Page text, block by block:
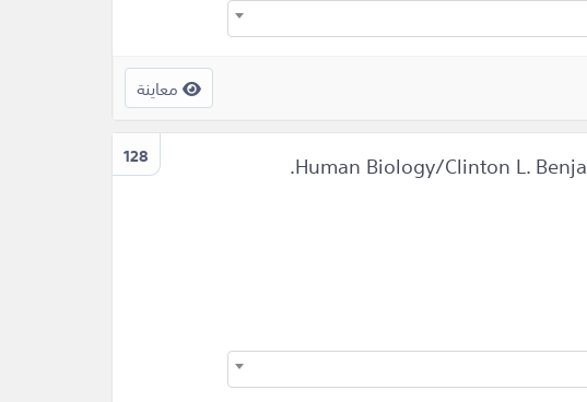
معاينة
128